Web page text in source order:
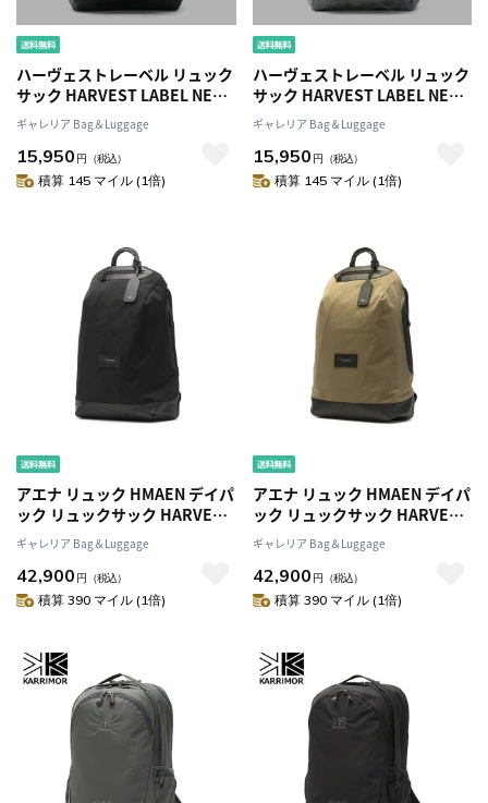
ハーヴェストレーベル リュック
サック HARVEST LABEL NEO
PARATROOPER PACKABLE
BACKPACKネオパラトルーパー
パッカブル A4 バックパック メ
ンズ ハーベストレーベル HT-
ギャレリア Bag＆Luggage
15,950 円 （税込）
積算 145 マイル (1倍)
ハーヴェストレーベル リュック
サック HARVEST LABEL NEO
PARATROOPER PACKABLE
BACKPACKネオパラトルーパー
パッカブル A4 バックパック メ
ンズ ハーベストレーベル HT-
ギャレリア Bag＆Luggage
15,950 円 （税込）
積算 145 マイル (1倍)
アエナ リュック HMAEN デイパ
ック リュックサック HARVEY
ハーヴェイ PC収納 A4 23L ビジ
ネスリュック 通勤 日本製 メン
ズ レディース
ギャレリア Bag＆Luggage
42,900 円 （税込）
積算 390 マイル (1倍)
アエナ リュック HMAEN デイパ
ック リュックサック HARVEY
ハーヴェイ PC収納 A4 23L ビジ
ネスリュック 通勤 日本製 メン
ズ レディース
ギャレリア Bag＆Luggage
42,900 円 （税込）
積算 390 マイル (1倍)